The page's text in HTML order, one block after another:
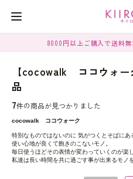
8000円以上ご購入で送料
【cocowalk ココウォ
品
7件の商品が見つかりました
cocowalk ココウォーク
特別なものではないのに 気がつくとそばにあ
使い心地が良くて飽きのこないモノ。
毎日使うほどその表情が変わっていくのが楽し
私達は長い時間を共に過ごす事が出来るモノ